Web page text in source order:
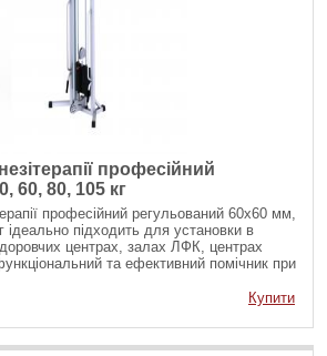
професійний
60, 80, 105 кг
професійний регульований 60х60 мм,
ідеально підходить для установки в
центрах, залах ЛФК, центрах
та ефективний помічник при
сколіоз, артроз, при травмах суглобів,
рама одинарна регульована допоможе
гнучкість тілу та відновить
втручань.
Купити